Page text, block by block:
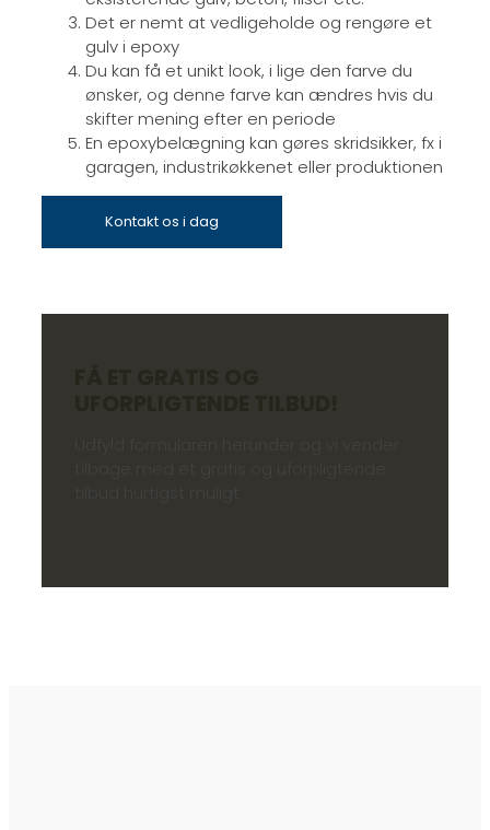
Det er nemt at vedligeholde og rengøre et
gulv i epoxy
Du kan få et unikt look, i lige den farve du
ønsker, og denne farve kan ændres hvis du
skifter mening efter en periode
En epoxybelægning kan gøres skridsikker, fx i
garagen, industrikøkkenet eller produktionen
Kontakt os i dag